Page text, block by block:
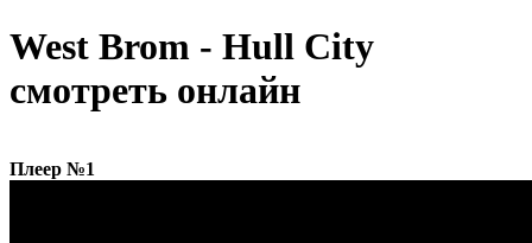
West Brom - Hull City
смотреть онлайн
Плеер №1